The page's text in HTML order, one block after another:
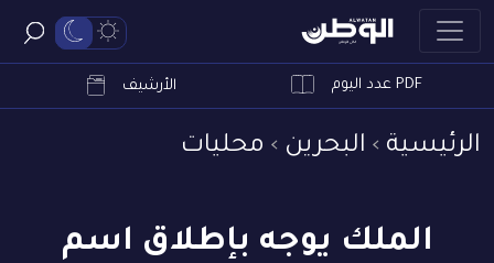
PDF عدد اليوم الأرشيف
الرئيسية البحرين محليات
الملك يوجه بإطلاق اسم